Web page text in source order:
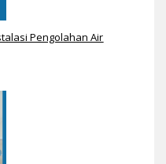
Pengolahan Air